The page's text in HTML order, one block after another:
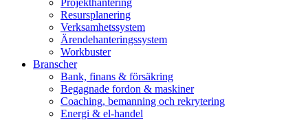
Projekthantering
Resursplanering
Verksamhetssystem
Ärendehanteringssystem
Workbuster
Branscher
Bank, finans & försäkring
Begagnade fordon & maskiner
Coaching, bemanning och rekrytering
Energi & el-handel